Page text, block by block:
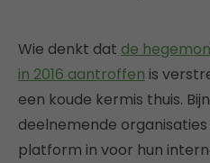
Wie denkt dat de
in 2016 aantroffen is
een koude kermis thuis.
deelnemende
platform in voor hun